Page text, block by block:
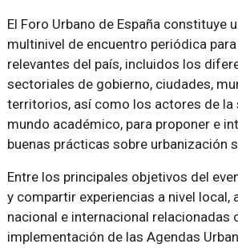
El Foro Urbano de España constituye
multinivel de encuentro periódica
relevantes del país, incluidos los
sectoriales de gobierno, ciudades,
territorios, así como los actores de la
mundo académico, para proponer e
buenas prácticas sobre urbanización
Entre los principales objetivos del
y compartir experiencias a nivel local,
nacional e internacional relacionadas
implementación de las Agendas